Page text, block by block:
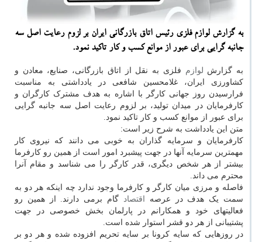
به گزارش لوازم فلزی رئیس اتاق بازرگانی ایران بر لزوم رعایت اصل سه
جانبه گرایی برای عبور از موانع كسب و كار تاكید نمود.
به گزارش لوازم فلزی به نقل از اتاق بازرگانی، صنایع، معادن و
کشاورزی ایران، غلامحسین شافعی در یادداشتی به مناسبت
فرارسیدن روز جهانی کارگر با اشاره به هدف مشترک کارگران و
کارفرمایان در میدان تولید، بر لزوم رعایت اصل سه جانبه گرایی
برای عبور از موانع کسب و کار تاکید نمود.
متن این یادداشت به شرح زیر است:
کارفرمایان و سرمایه گذاران به خوبی می دانند که نیروی کار
مهمترین سرمایه آنها در جهت پیشبرد امور است از همین رو کارفرما
بیشتر از هر شخص دیگری، قدر کارگر را می شناسد و مقام آنرا
محترم می داند.
فاصله و مرزی میان کارگر و کارفرما وجود ندارد چه اینکه هر دو به
سمت یک هدف در عرصه
اقتصاد گام برمی دارند. از همین رو
فعالیتهای خود و همکارانم در پارلمان بخش خصوصی در جهت
پشتیبانی از هر دو قشر استوار شده است.
در روزهایی که سایه کرونا بر سایه تحریم افزوده شده و هر دو بر